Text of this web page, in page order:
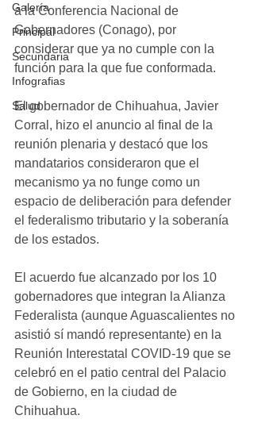
Galería
Principal
Secundaria
Infografias
Salud
a la Conferencia Nacional de
Gobernadores (Conago), por
considerar que ya no cumple con la
función para la que fue conformada.
El gobernador de Chihuahua, Javier
Corral, hizo el anuncio al final de la
reunión plenaria y destacó que los
mandatarios consideraron que el
mecanismo ya no funge como un
espacio de deliberación para defender
el federalismo tributario y la soberanía
de los estados.
El acuerdo fue alcanzado por los 10
gobernadores que integran la Alianza
Federalista (aunque Aguascalientes no
asistió sí mandó representante) en la
Reunión Interestatal COVID-19 que se
celebró en el patio central del Palacio
de Gobierno, en la ciudad de
Chihuahua.